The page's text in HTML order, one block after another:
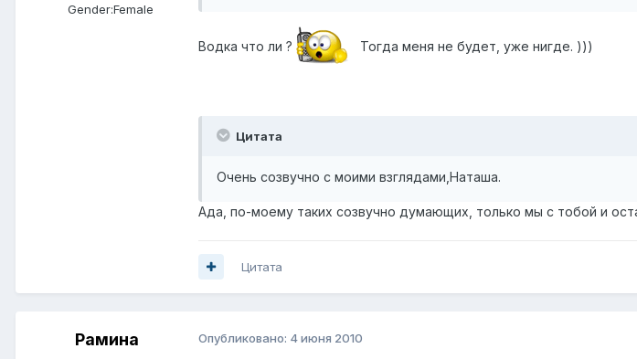
Gender:Female
Водка что ли ? Тогда меня не будет, уже нигде. )))
Цитата
Очень созвучно с моими взглядами,Наташа.
Ада, по-моему таких созвучно думающих, только мы с тобой и
Цитата
Рамина Опубликовано: 4 июня 2010